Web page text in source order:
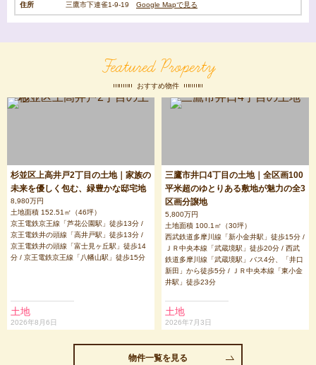
住所 三鷹市下連雀1-9-19 Google Mapで見る
Featured Property
おすすめ物件
杉並区上高井戸2丁目の土地｜家族の
未来を優しく包む、緑豊かな邸宅地
8,980万円
土地面積 152.51㎡（46坪）
京王電鉄京王線「芦花公園駅」徒歩13分 /
京王電鉄井の頭線「高井戸駅」徒歩13分 /
京王電鉄井の頭線「富士見ヶ丘駅」徒歩14
分 / 京王電鉄京王線「八幡山駅」徒歩15分
土地
2026年8月6日
三鷹市井口4丁目の土地｜全区画100
平米超のゆとりある敷地が魅力の全3
区画分譲地
5,800万円
土地面積 100.1㎡（30坪）
西武鉄道多摩川線「新小金井駅」徒歩15分 /
ＪＲ中央本線「武蔵境駅」徒歩20分 / 西武
鉄道多摩川線「武蔵境駅」バス4分、「井口
新田」から徒歩5分 / ＪＲ中央本線「東小金
井駅」徒歩23分
土地
2026年7月3日
物件一覧を見る